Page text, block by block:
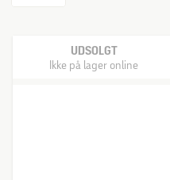
UDSOLGT
Ikke på lager online